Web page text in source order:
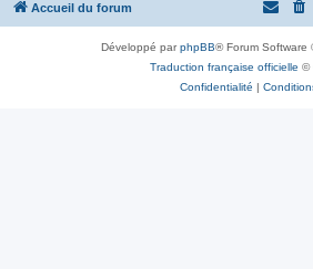
Accueil du forum
Développé parphpBB® Forum Software
Traduction française officielle ©
Confidentialité |